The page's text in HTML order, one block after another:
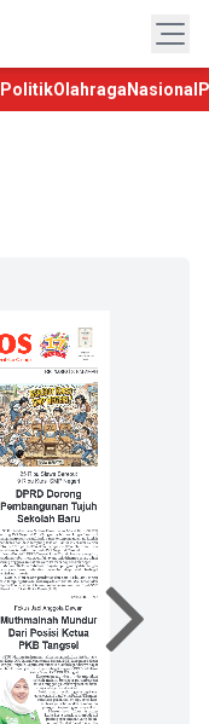
PolitikOlahraga Nasional